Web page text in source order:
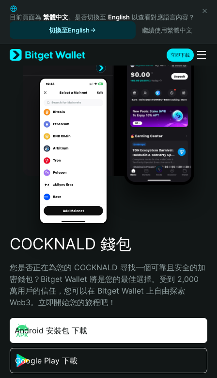
English
日本語
Русский
Español (Latinoamérica)
Türkçe
Português (Portugal)
Bahasa Indonesia
Português (Brasil)
Español (Argentina)
目前頁面為 繁體中文。是否切換至 English 以查看對應語言內容？
切換至English
繼續使用繁體中文
立即下載
COCKNALD 錢包
您是否正在為您的 COCKNALD 尋找一個可靠且安全的加
密錢包？Bitget Wallet 將是您的最佳選擇。受到 2,000
萬用戶的信任，您可以在 Bitget Wallet 上自由探索
Web3。立即開始您的旅程吧！
Android 安裝包 下載
Google Play 下載